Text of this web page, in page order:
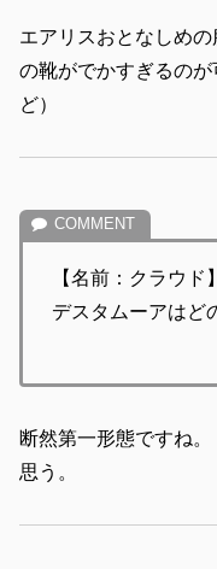
エアリスおとなしめ
の靴がでかすぎるの
ど）
【名前：クラウド】
デスタムーアはど
断然第一形態ですね
思う。